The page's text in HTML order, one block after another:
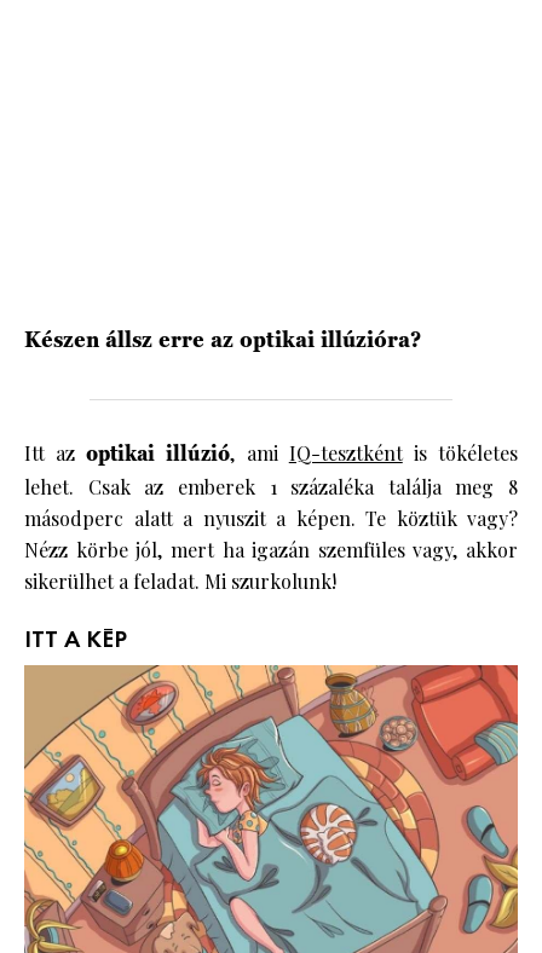
Készen állsz erre az optikai illúzióra?
Itt azoptikai illúzió, ami IQ-tesztkéntis tökéletes
lehet. Csak az emberek 1 százaléka találja meg 8
másodperc alatt a nyuszit a képen. Te köztük vagy?
Nézz körbe jól, mert ha igazán szemfüles vagy, akkor
sikerülhet a feladat. Mi szurkolunk!
ITT A KÉP